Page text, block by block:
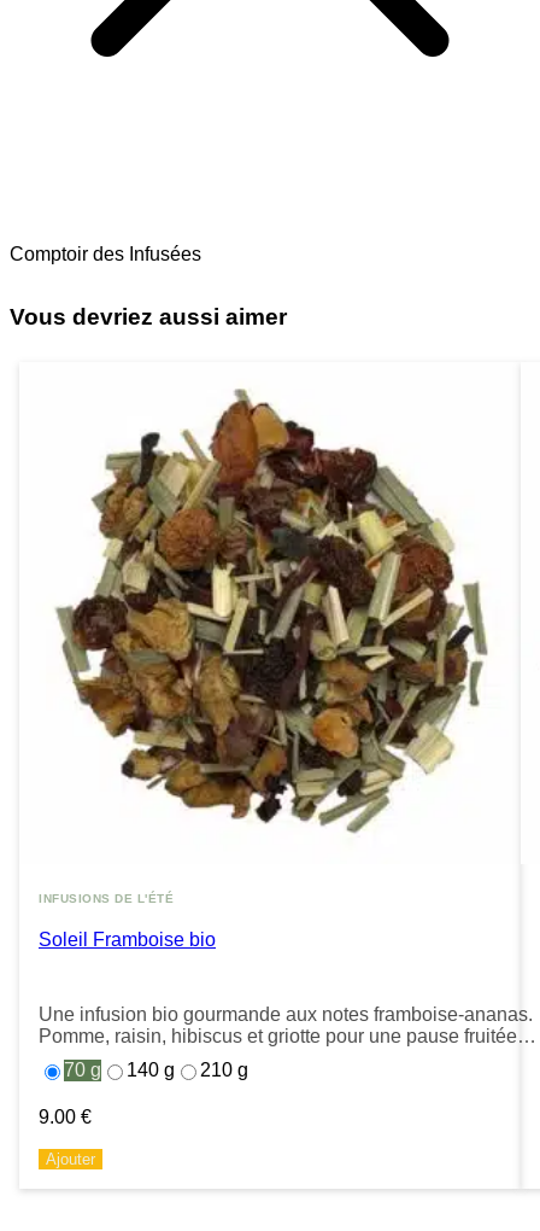
Comptoir des Infusées
Vous devriez aussi aimer
INFUSIONS DE L'ÉTÉ
Soleil Framboise bio
Une infusion bio gourmande aux notes framboise-ananas.
Pomme, raisin, hibiscus et griotte pour une pause fruitée et
ensoleillée.
70 g 140 g 210 g
9.00 €
Ajouter